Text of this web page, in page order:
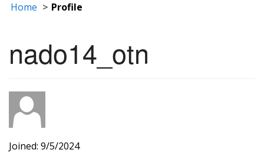
Home Profile
nado14_otn
Joined: 9/5/2024